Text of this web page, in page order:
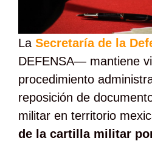
La Secretaría de la
DEFENSA— mantiene
procedimiento
reposición de
militar en territorio
de la cartilla militar